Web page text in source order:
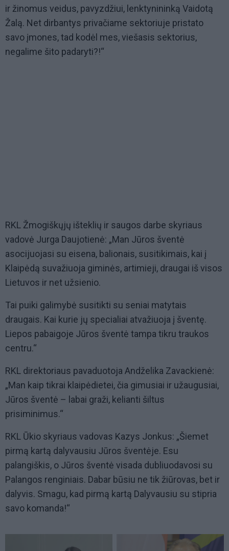
ir žinomus veidus, pavyzdžiui, lenktynininką Vaidotą
Žalą. Net dirbantys privačiame sektoriuje pristato
savo įmones, tad kodėl mes, viešasis sektorius,
negalime šito padaryti?!“
RKL Žmogiškųjų išteklių ir saugos darbe skyriaus
vadovė Jurga Daujotienė: „Man Jūros šventė
asocijuojasi su eisena, balionais, susitikimais, kai į
Klaipėdą suvažiuoja giminės, artimieji, draugai iš visos
Lietuvos ir net užsienio.
Tai puiki galimybė susitikti su seniai matytais
draugais. Kai kurie jų specialiai atvažiuoja į šventę.
Liepos pabaigoje Jūros šventė tampa tikru traukos
centru.“
RKL direktoriaus pavaduotoja Andželika Zavackienė:
„Man kaip tikrai klaipėdietei, čia gimusiai ir užaugusiai,
Jūros šventė – labai graži, kelianti šiltus
prisiminimus.“
RKL Ūkio skyriaus vadovas Kazys Jonkus: „Šiemet
pirmą kartą dalyvausiu Jūros šventėje. Esu
palangiškis, o Jūros šventė visada dubliuodavosi su
Palangos renginiais. Dabar būsiu ne tik žiūrovas, bet ir
dalyvis. Smagu, kad pirmą kartą Dalyvausiu su stipria
savo komanda!“